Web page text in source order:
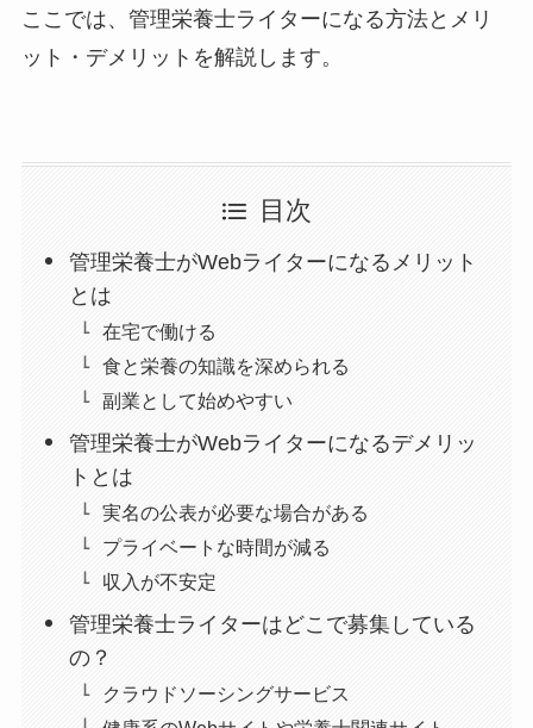
ここでは、管理栄養士ライターになる方法とメリ
ット・デメリットを解説します。
目次
管理栄養士がWebライターになるメリット
とは
在宅で働ける
食と栄養の知識を深められる
副業として始めやすい
管理栄養士がWebライターになるデメリッ
トとは
実名の公表が必要な場合がある
プライベートな時間が減る
収入が不安定
管理栄養士ライターはどこで募集している
の？
クラウドソーシングサービス